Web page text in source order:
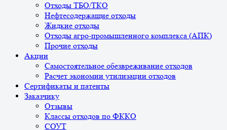
Отходы ТБО/ТКО
Нефтесодержащие отходы
Жидкие отходы
Отходы агро-промышленного комплекса (АПК)
Прочие отходы
Акции
Самостоятельное обезвреживание отходов
Расчет экономии утилизации отходов
Сертификаты и патенты
Заказчику
Отзывы
Классы отходов по ФККО
СОУТ